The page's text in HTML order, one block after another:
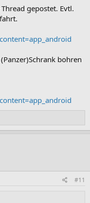
gepostet. Evtl.
bohren
#11